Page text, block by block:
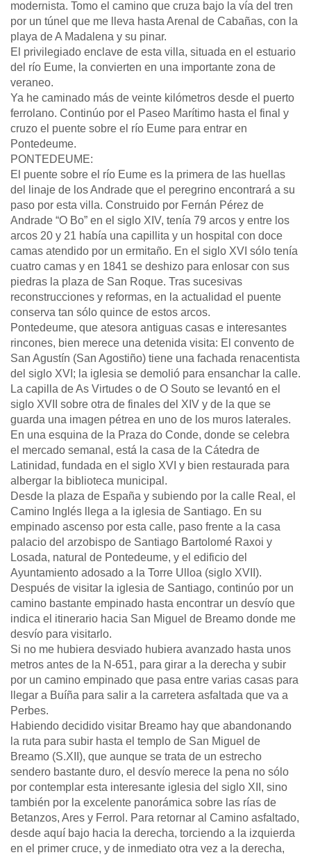
modernista. Tomo el camino que cruza bajo la vía del tren
por un túnel que me lleva hasta Arenal de Cabañas, con la
playa de A Madalena y su pinar.
El privilegiado enclave de esta villa, situada en el estuario
del río Eume, la convierten en una importante zona de
veraneo.
Ya he caminado más de veinte kilómetros desde el puerto
ferrolano. Continúo por el Paseo Marítimo hasta el final y
cruzo el puente sobre el río Eume para entrar en
Pontedeume.
PONTEDEUME:
El puente sobre el río Eume es la primera de las huellas
del linaje de los Andrade que el peregrino encontrará a su
paso por esta villa. Construido por Fernán Pérez de
Andrade “O Bo” en el siglo XIV, tenía 79 arcos y entre los
arcos 20 y 21 había una capillita y un hospital con doce
camas atendido por un ermitaño. En el siglo XVI sólo tenía
cuatro camas y en 1841 se deshizo para enlosar con sus
piedras la plaza de San Roque. Tras sucesivas
reconstrucciones y reformas, en la actualidad el puente
conserva tan sólo quince de estos arcos.
Pontedeume, que atesora antiguas casas e interesantes
rincones, bien merece una detenida visita: El convento de
San Agustín (San Agostiño) tiene una fachada renacentista
del siglo XVI; la iglesia se demolió para ensanchar la calle.
La capilla de As Virtudes o de O Souto se levantó en el
siglo XVII sobre otra de finales del XIV y de la que se
guarda una imagen pétrea en uno de los muros laterales.
En una esquina de la Praza do Conde, donde se celebra
el mercado semanal, está la casa de la Cátedra de
Latinidad, fundada en el siglo XVI y bien restaurada para
albergar la biblioteca municipal.
Desde la plaza de España y subiendo por la calle Real, el
Camino Inglés llega a la iglesia de Santiago. En su
empinado ascenso por esta calle, paso frente a la casa
palacio del arzobispo de Santiago Bartolomé Raxoi y
Losada, natural de Pontedeume, y el edificio del
Ayuntamiento adosado a la Torre Ulloa (siglo XVII).
Después de visitar la iglesia de Santiago, continúo por un
camino bastante empinado hasta encontrar un desvío que
indica el itinerario hacia San Miguel de Breamo donde me
desvío para visitarlo.
Si no me hubiera desviado hubiera avanzado hasta unos
metros antes de la N-651, para girar a la derecha y subir
por un camino empinado que pasa entre varias casas para
llegar a Buíña para salir a la carretera asfaltada que va a
Perbes.
Habiendo decidido visitar Breamo hay que abandonando
la ruta para subir hasta el templo de San Miguel de
Breamo (S.XII), que aunque se trata de un estrecho
sendero bastante duro, el desvío merece la pena no sólo
por contemplar esta interesante iglesia del siglo XII, sino
también por la excelente panorámica sobre las rías de
Betanzos, Ares y Ferrol. Para retornar al Camino asfaltado,
desde aquí bajo hacia la derecha, torciendo a la izquierda
en el primer cruce, y de inmediato otra vez a la derecha,